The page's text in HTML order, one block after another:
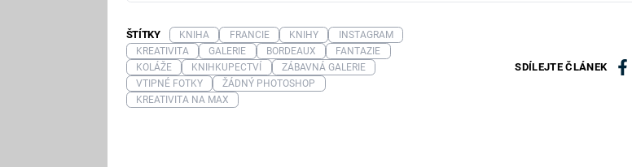
SDÍLEJTE ČLÁNEK
ŠTÍTKY KNIHA FRANCIE KNIHY
INSTAGRAM
KREATIVITA
GALERIE BORDEAUX
FANTAZIE
KOLÁŽE
KNIHKUPECTVÍ
ZÁBAVNÁ GALERIE
VTIPNÉ FOTKY
ŽÁDNÝ PHOTOSHOP
KREATIVITA NA MAX